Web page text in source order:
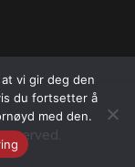
vi gir deg den
du fortsetter å
med den.